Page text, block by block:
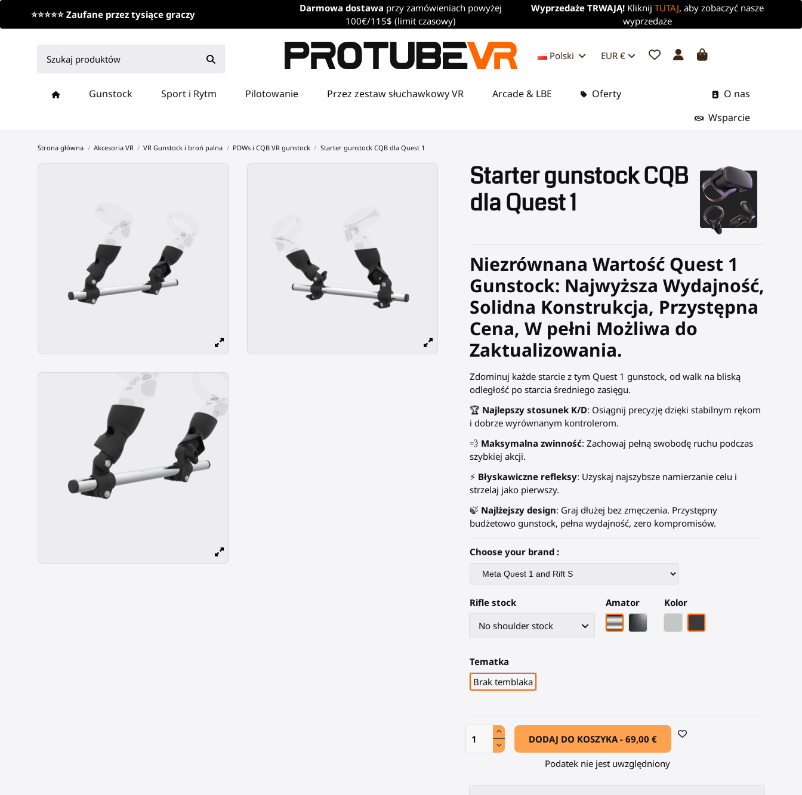
⭐⭐⭐⭐⭐ Zaufane przez tysiące graczy
Darmowa dostawa przy zamówieniach powyżej
100€/115$ (limit czasowy)
Wyprzedaże TRWAJĄ! KliknijTUTAJ, aby zobaczyć nasze
wyprzedaże
EUR €
Polski
Gunstock Sport i Rytm Pilotowanie Przez zestaw słuchawkowy VR Arcade & LBE Oferty
O nas
Wsparcie
Strona główna Akcesoria VR VR Gunstock i broń palna PDWs i CQB VR gunstock Starter gunstock CQB dla Quest 1
Starter gunstock CQB
dla Quest 1
Niezrównana Wartość Quest 1
Gunstock: Najwyższa Wydajność,
Solidna Konstrukcja, Przystępna
Cena, W pełni Możliwa do
Zaktualizowania.
Zdominuj każde starcie z tym Quest 1 gunstock, od walk na bliską
odległość po starcia średniego zasięgu.
🏆 Najlepszy stosunek K/D: Osiągnij precyzję dzięki stabilnym rękom
i dobrze wyrównanym kontrolerom.
💨 Maksymalna zwinność: Zachowaj pełną swobodę ruchu podczas
szybkiej akcji.
⚡ Błyskawiczne refleksy: Uzyskaj najszybsze namierzanie celu i
strzelaj jako pierwszy.
🍃 Najlżejszy design: Graj dłużej bez zmęczenia. Przystępny
budżetowo gunstock, pełna wydajność, zero kompromisów.
Choose your brand :
Rifle stock
Amator
Chromowa rama
Czarna rama z włókna węglowego
Kolor
Tematka
Brak temblaka
DODAJ DO KOSZYKA -69,00 €
Podatek nie jest uwzględniony